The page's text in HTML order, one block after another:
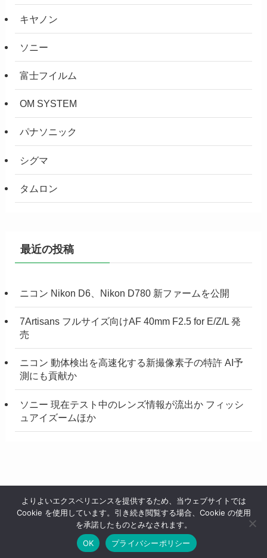
キヤノン
ソニー
富士フイルム
OM SYSTEM
パナソニック
シグマ
タムロン
最近の投稿
ニコン Nikon D6、Nikon D780 新ファームを公開
7Artisans フルサイズ向けAF 40mm F2.5 for E/Z/L 発
売
ニコン 動体検出を高速化する新撮像素子の特許 AI予
測にも貢献か
ソニー 現在テスト中のレンズ情報が流出か フィッシ
ュアイズームほか
プライバシーポリシー／利用規約
©ミラーレスカメラ情報.
よりよいエクスペリエンスを提供するため、当ウェブサイトでは
Cookie を使用しています。引き続き閲覧する場合、Cookie の使用
を承諾したものとみなされます。
OK
プライバシーポリシー